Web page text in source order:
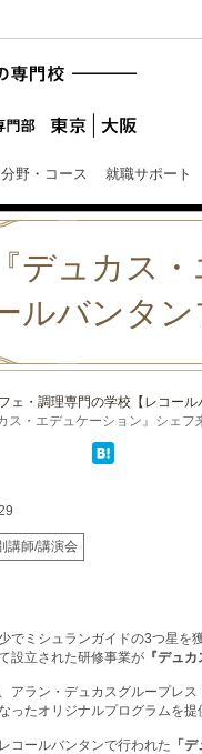
野・コース 就職サポート
『デュカス
ルバンタ
ェ・調理専門の学校【レコール
ス・エデュケーション』シェフ
講師/講演会
でミシュランガイドの3つ星を
設立された研修事業が 『デュ
アラン・デュカスグループレ
ったオリジナルプログラムを提
コールバンタンで行われた 「